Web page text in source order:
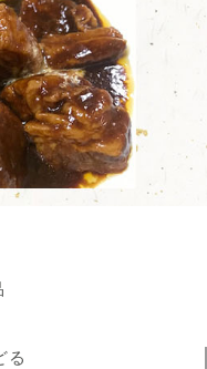
アメリカ産）、ビーフ
製品、砂糖、味噌、食
があります。
直送
る